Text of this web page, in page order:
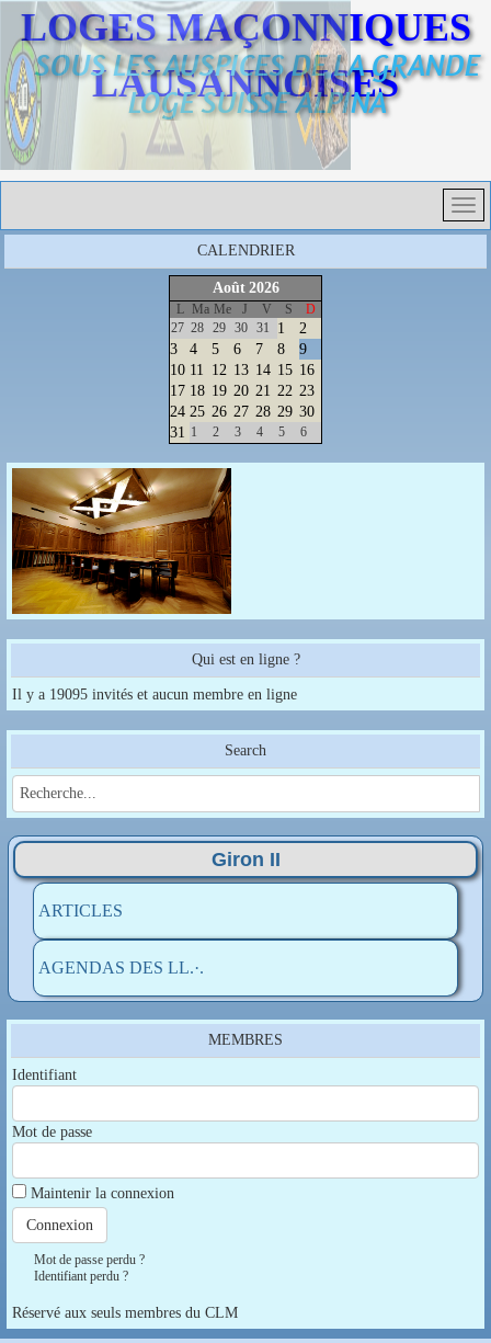
LOGES MAÇONNIQUES
LAUSANNOISES
SOUS LES AUSPICES DE LA GRANDE
LOGE SUISSE ALPINA
CALENDRIER
Août 2026
L Ma Me J V S
D
27 28 29 30 31 1
2
3
4 5 6 7 8
9
10 11 12 13 14 15 16
17 18 19 20 21 22 23
24 25 26 27 28 29 30
31 1 2 3 4 5 6
Qui est en ligne ?
Il y a 19095 invités et aucun membre en ligne
Search
Giron II
ARTICLES
AGENDAS DES LL.·.
MEMBRES
Identifiant
Mot de passe
Maintenir la connexion
Mot de passe perdu ?
Identifiant perdu ?
Réservé aux seuls membres du CLM